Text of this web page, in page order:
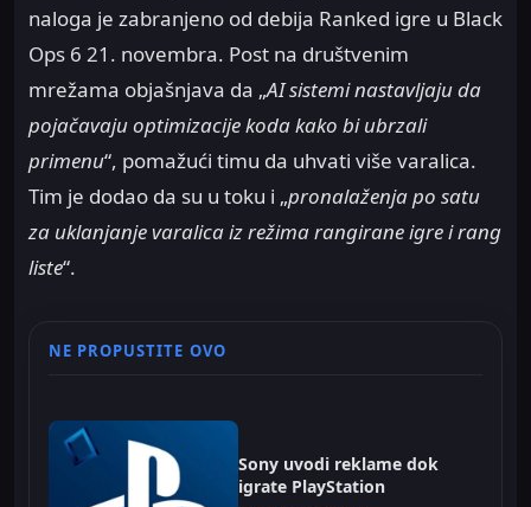
naloga je zabranjeno od debija Ranked igre u Black
Ops 6 21. novembra. Post na društvenim
mrežama objašnjava da „AI sistemi nastavljaju da
pojačavaju optimizacije koda kako bi ubrzali
primenu“, pomažući timu da uhvati više varalica.
Tim je dodao da su u toku i „pronalaženja po satu
za uklanjanje varalica iz režima rangirane igre i rang
liste“.
NE PROPUSTITE OVO
Sony uvodi reklame dok
igrate PlayStation